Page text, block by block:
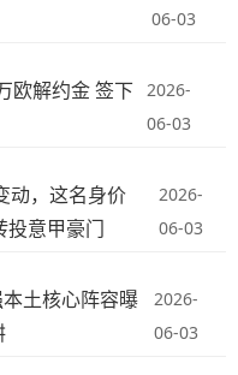
06-03
欧解约金 签下 2026-
06-03
动，这名身价
投意甲豪门
2026-
06-03
土核心阵容曝
2026-
06-03